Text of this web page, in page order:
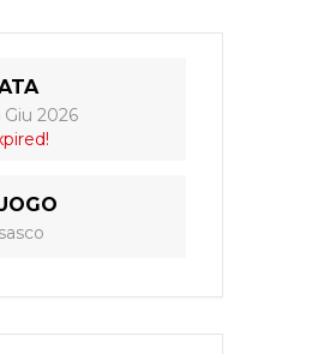
Giu 2026